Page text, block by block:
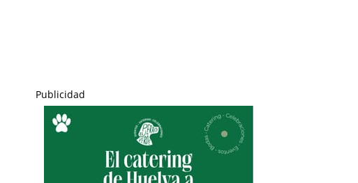
Publicidad